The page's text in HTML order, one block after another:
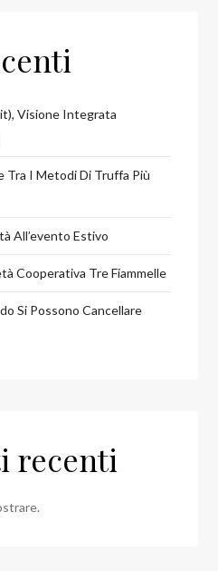
Visione Integrata
Tra I Metodi Di Truffa Più
All’evento Estivo
Cooperativa Tre Fiammelle
Si Possono Cancellare
recenti